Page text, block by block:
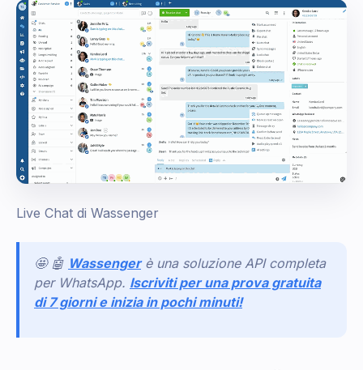
Live Chat di Wassenger
🤩 🤖 Wassenger è una soluzione API completa
per WhatsApp. Iscriviti per una prova gratuita
di 7 giorni e inizia in pochi minuti!